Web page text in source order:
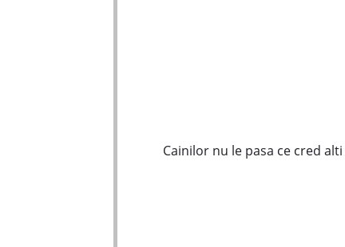
Cainilor nu le pasa ce cred